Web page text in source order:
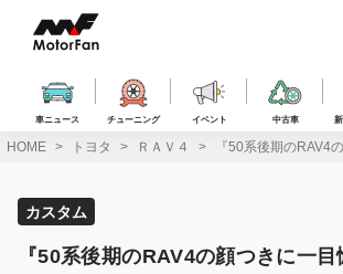
ス
車ニュース チューニング イベント 中古車
HOME トヨタ ＲＡＶ４ 『50系後期のRAV4
カスタム
『50系後期のRAV4の顔つきに一